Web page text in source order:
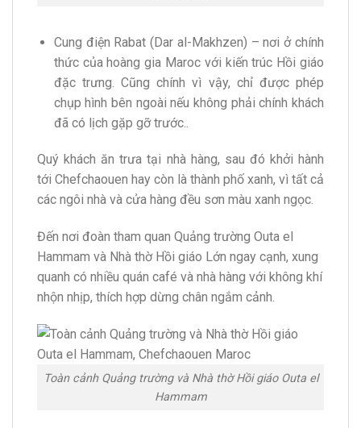
Cung điện Rabat (Dar al-Makhzen) – nơi ở chính
thức của hoàng gia Maroc với kiến trúc Hồi giáo
đặc trưng. Cũng chính vì vậy, chỉ được phép
chụp hình bên ngoài nếu không phải chính khách
đã có lịch gặp gỡ trước..
Quý khách ăn trưa tại nhà hàng, sau đó khởi hành
tới Chefchaouen hay còn là thành phố xanh, vì tất cả
các ngôi nhà và cửa hàng đều sơn màu xanh ngọc.
Đến nơi đoàn tham quan Quảng trường Outa el
Hammam và Nhà thờ Hồi giáo Lớn ngay cạnh, xung
quanh có nhiều quán café và nhà hàng với không khí
nhộn nhịp, thích hợp dừng chân ngắm cảnh.
Toàn cảnh Quảng trường và Nhà thờ Hồi giáo Outa el
Hammam